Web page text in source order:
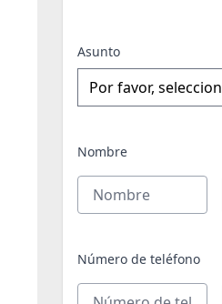
Asunto
Nombre
Número de teléfono